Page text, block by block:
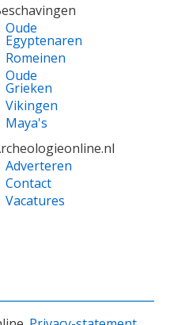
Oude
Egyptenaren
Romeinen
Oude
Grieken
Vikingen
Maya's
Adverteren
Contact
Vacatures